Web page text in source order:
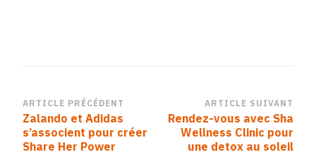
Navigation
d’article
ARTICLE PRÉCÉDENT
Zalando et Adidas
s’associent pour créer
Share Her Power
ARTICLE SUIVANT
Rendez-vous avec Sha
Wellness Clinic pour
une detox au soleil